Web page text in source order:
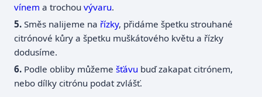
vínem a trochouvývaru.
Směs nalijeme na řízky, přidáme špetku strouhané
citrónové kůry a špetku muškátového květu a řízky
dodusíme.
Podle obliby můžemešťávu buď zakapat citrónem,
nebo dílky citrónu podat zvlášť.